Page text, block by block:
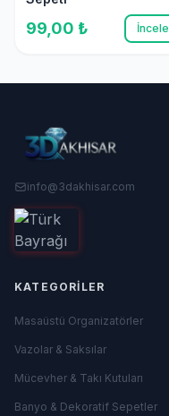
99,00 ₺ İncele
info@3dakhisar.com
KATEGORILER
Masaüstü Organizatörler
Vazolar & Saksılar
Mücevher & Takı Kutuları
Banyo & Dekoratif Sepetler